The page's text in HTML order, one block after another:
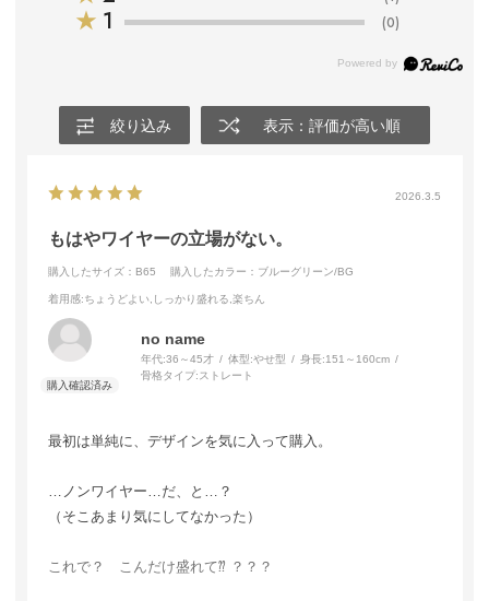
★ 1 (0)
絞り込み 表示：評価が高い順
2026.3.5
もはやワイヤーの立場がない。
購入したサイズ：B65 購入したカラー：ブルーグリーン/BG
着用感:ちょうどよい,しっかり盛れる,楽ちん
no name
年代:36～45才 体型:やせ型 身長:151～160cm
骨格タイプ:ストレート
最初は単純に、デザインを気に入って購入。
…ノンワイヤー…だ、と…？
（そこあまり気にしてなかった）
これで？ こんだけ盛れて⁇ ？？？